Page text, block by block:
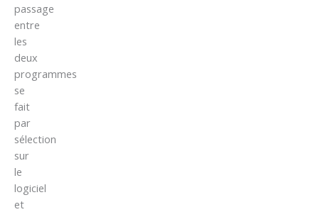
passage
entre
les
deux
programmes
se
fait
par
sélection
sur
le
logiciel
et